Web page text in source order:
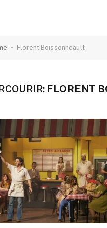
- Florent Boissonneault
FLORENT